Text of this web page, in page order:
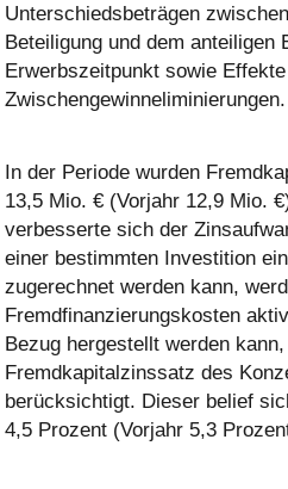
Unterschiedsbeträgen
Beteiligung und dem anteiligen
Erwerbszeitpunkt sowie
Zwischengewinneliminierungen.
In der Periode wurden
13,5 Mio. € (Vorjahr 12,9 Mio.
verbesserte sich der
einer bestimmten Investition
zugerechnet werden kann,
Fremdfinanzierungskosten
Bezug hergestellt werden
Fremdkapitalzinssatz des
berücksichtigt. Dieser belief
4,5 Prozent (Vorjahr 5,3